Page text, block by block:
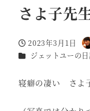
さよ子先
投稿日
2023年3月1日
著
者
カテゴリー
ジェットユーの
寝癖の凄い さよ